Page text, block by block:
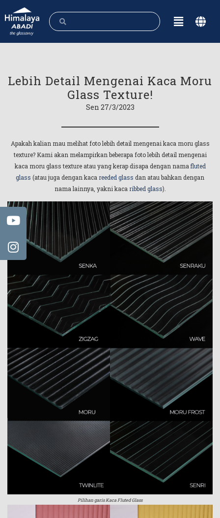
Lebih Detail Mengenai Kaca Moru
Glass Texture!
Sen 27/3/2023
Apakah kalian mau melihat foto lebih detail mengenai kaca moru glass
texture? Kami akan melampirkan beberapa foto lebih detail mengenai
kaca moru glass texture atau yang kerap disapa dengan nama fluted
glass (atau juga dengan kaca reeded glass dan atau bahkan dengan
nama lainnya, yakni kaca ribbed glass).
Pilihan garis Kaca Fluted Glass